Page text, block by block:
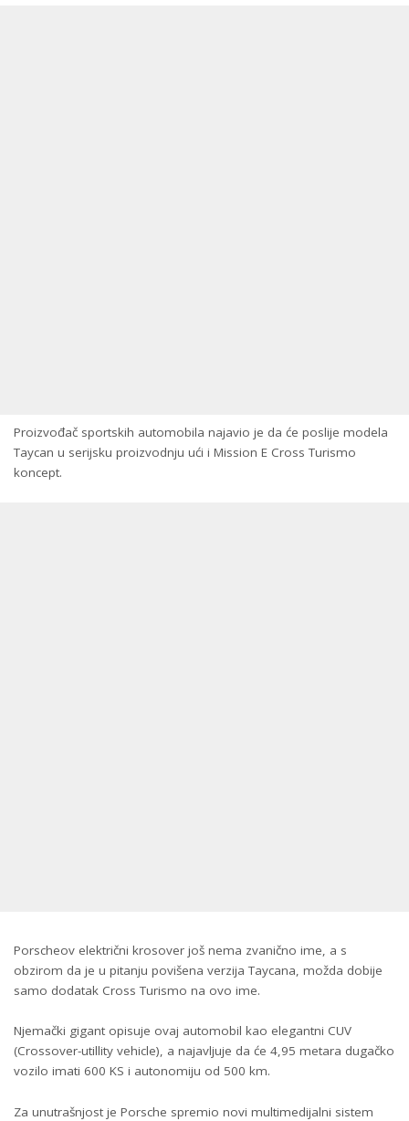
​Proizvođač sportskih automobila najavio je da će poslije modela
Taycan u serijsku proizvodnju ući i Mission E Cross Turismo
koncept.
Porscheov električni krosover još nema zvanično ime, a s
obzirom da je u pitanju povišena verzija Taycana, možda dobije
samo dodatak Cross Turismo na ovo ime.
Njemački gigant opisuje ovaj automobil kao elegantni CUV
(Crossover-utillity vehicle), a najavljuje da će 4,95 metara dugačko
vozilo imati 600 KS i autonomiju od 500 km.
Za unutrašnjost je Porsche spremio novi multimedijalni sistem